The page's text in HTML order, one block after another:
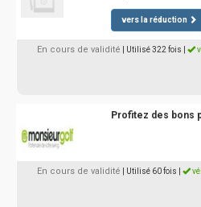
vers la réduction
En cours de validité | Utilisé 322 fois
Profitez des bons
En cours de validité | Utilisé 60 fois